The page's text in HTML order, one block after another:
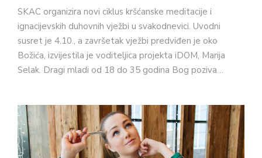
SKAC organizira novi ciklus kršćanske meditacije i
ignacijevskih duhovnih vježbi u svakodnevici. Uvodni
susret je 4.10., a završetak vježbi predviđen je oko
Božića, izvijestila je voditeljica projekta iDOM, Marija
Selak. Dragi mladi od 18 do 35 godina Bog poziva…